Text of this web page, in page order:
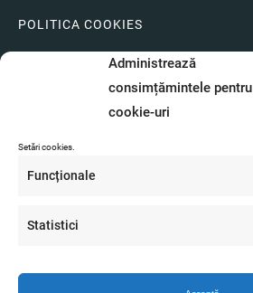
Administrează
consimțămintele pentru
cookie-uri
Setări cookies.
Funcționale
Statistici
POLITICA COOKIES
LIVRARI SI PLATI
GARANTIE SI SERVICE
O.D.R.